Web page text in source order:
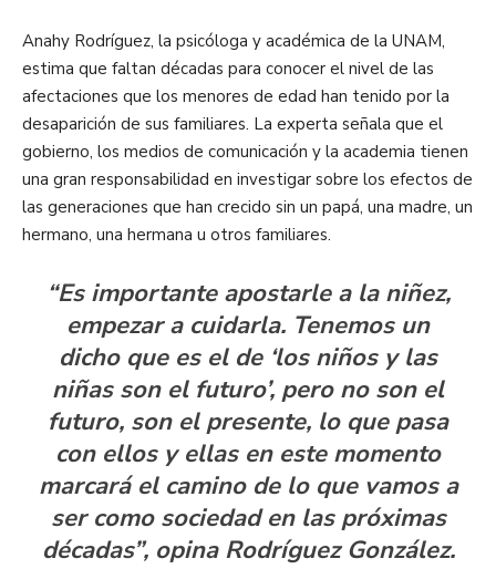
Anahy Rodríguez, la psicóloga y académica de la UNAM,
estima que faltan décadas para conocer el nivel de las
afectaciones que los menores de edad han tenido por la
desaparición de sus familiares. La experta señala que el
gobierno, los medios de comunicación y la academia tienen
una gran responsabilidad en investigar sobre los efectos de
las generaciones que han crecido sin un papá, una madre, un
hermano, una hermana u otros familiares.
“Es importante apostarle a la niñez,
empezar a cuidarla. Tenemos un
dicho que es el de ‘los niños y las
niñas son el futuro’, pero no son el
futuro, son el presente, lo que pasa
con ellos y ellas en este momento
marcará el camino de lo que vamos a
ser como sociedad en las próximas
décadas”, opina Rodríguez González.